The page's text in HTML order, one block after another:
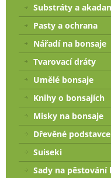
Substráty a
Pasty a ochrana
Nářadí na bonsaje
Tvarovací dráty
Umělé bonsaje
Knihy o bonsajích
Misky na bonsaje
Dřevěné podstavce
Suiseki
Sady na pěstování